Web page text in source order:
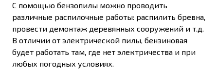
С помощью бензопилы можно проводить
различные распилочные работы: распилить бревна,
провести демонтаж деревянных сооружений и т.д.
В отличии от электрической пилы, бензиновая
будет работать там, где нет электричества и при
любых погодных условиях.